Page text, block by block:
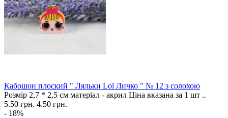
Кабошон плоский " Ляльки Lol Личко " № 12 з солохою
Розмір 2,7 * 2,5 см матеріал - акрил Ціна вказана за 1 шт ..
5.50 грн. 4.50 грн.
- 18%